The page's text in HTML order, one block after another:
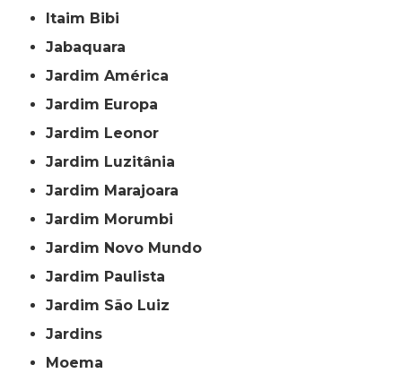
Itaim Bibi
Jabaquara
Jardim América
Jardim Europa
Jardim Leonor
Jardim Luzitânia
Jardim Marajoara
Jardim Morumbi
Jardim Novo Mundo
Jardim Paulista
Jardim São Luiz
Jardins
Moema